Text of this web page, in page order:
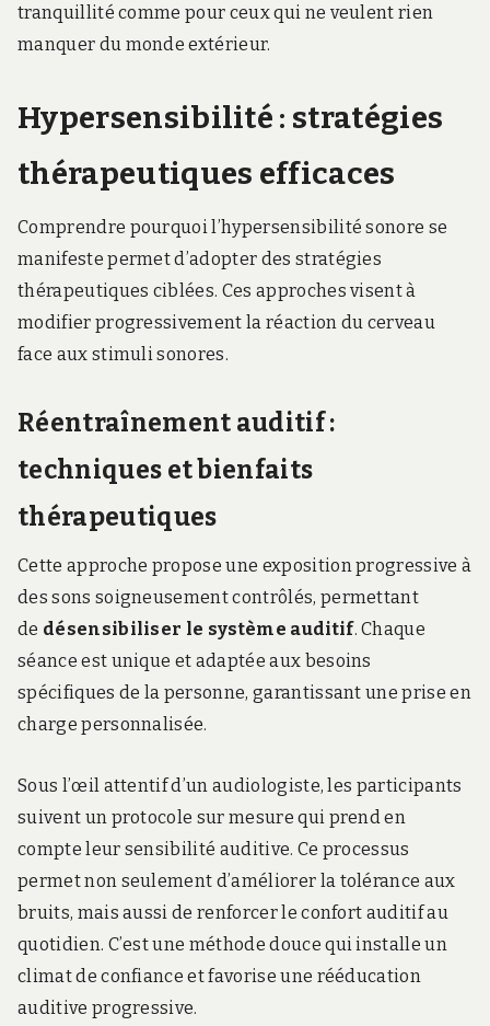
tranquillité comme pour ceux qui ne veulent rien
manquer du monde extérieur.
Hypersensibilité : stratégies
thérapeutiques efficaces
Comprendre pourquoi l’hypersensibilité sonore se
manifeste permet d’adopter des stratégies
thérapeutiques ciblées. Ces approches visent à
modifier progressivement la réaction du cerveau
face aux stimuli sonores.
Réentraînement auditif :
techniques et bienfaits
thérapeutiques
Cette approche propose une exposition progressive à
des sons soigneusement contrôlés, permettant
de désensibiliser le système auditif. Chaque
séance est unique et adaptée aux besoins
spécifiques de la personne, garantissant une prise en
charge personnalisée.
Sous l’œil attentif d’un audiologiste, les participants
suivent un protocole sur mesure qui prend en
compte leur sensibilité auditive. Ce processus
permet non seulement d’améliorer la tolérance aux
bruits, mais aussi de renforcer le confort auditif au
quotidien. C’est une méthode douce qui installe un
climat de confiance et favorise une rééducation
auditive progressive.